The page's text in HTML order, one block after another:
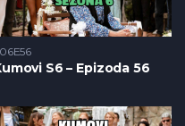
S6 – Epizoda 56